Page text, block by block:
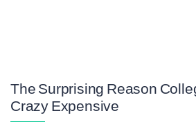
The Surprising Reason
Crazy Expensive